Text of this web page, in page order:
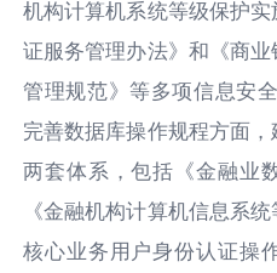
机构计算机系统等级保护
证服务管理办法》和《商
管理规范》等多项信息安
完善数据库操作规程方面
两套体系，包括《金融业
《金融机构计算机信息系
核心业务用户身份认证操